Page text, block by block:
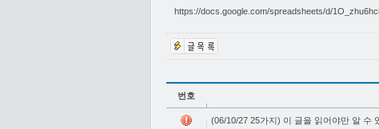
https://docs.google.com/spreadsheets/d/
번호
(06/10/27 25가지) 이 글을 읽어야만 알 수